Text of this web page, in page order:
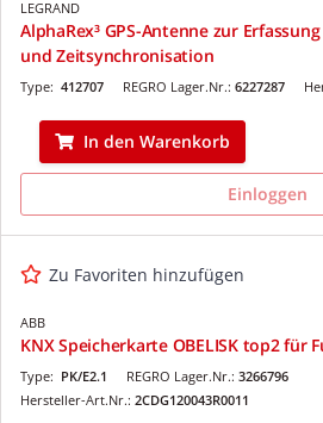
LEGRAND
AlphaRex³ GPS-Antenne zur
und Zeitsynchronisation
REGRO Lager.Nr.: 6227287
Type: 412707
In den Warenkorb
Einloggen
Zu Favoriten hinzufügen
ABB
KNX Speicherkarte OBELISK top2 für
REGRO Lager.Nr.: 3266796
Type: PK/E2.1
Hersteller-Art.Nr.: 2CDG120043R0011